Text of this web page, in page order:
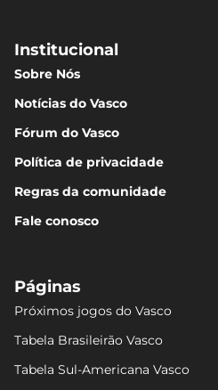
Institucional
Sobre Nós
Notícias do Vasco
Fórum do Vasco
Política de privacidade
Regras da comunidade
Fale conosco
Páginas
Próximos jogos do Vasco
Tabela Brasileirão Vasco
Tabela Sul-Americana Vasco